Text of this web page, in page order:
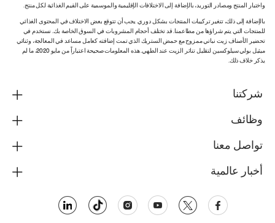
واختبار المنتج ومصادر التوريد، بالإضافة إلى الاختلافات الإقليمية والموسمية على القيم الغذائية لكل منتج.
بالإضافة إلى ذلك، تتغير تركيبات المنتجات بشكل دوري. يجب أن تتوقع بعض الاختلاف في المحتوى الغذائي
للمنتجات التي يتم شراؤها من مطاعمنا. قد تختلف أحجام المشروبات في السوق الخاصة بك. نستخدم في
تحضير الأصناف زيت نباتي ممزوج مع حمض الستريك الذي تمت إضافته كعامل مساعد في المعالجة، وثنائي
ميثيل بولي سيلوكسين لتقليل تناثر الزيت عند الطهي. هذه المعلومات صحيحة اعتباراً من مايو 2020، ما لم
يذكر خلاف ذلك.
شركتنا
وظائف
تواصل معنا
أخبار عالمية